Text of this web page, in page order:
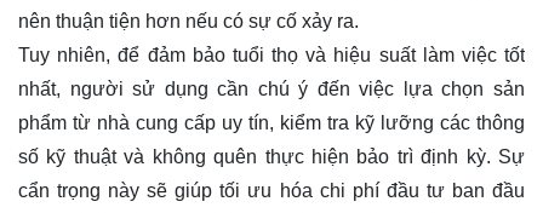
nên thuận tiện hơn nếu có sự cố xảy ra.
Tuy nhiên, để đảm bảo tuổi thọ và hiệu suất làm việc tốt
nhất, người sử dụng cần chú ý đến việc lựa chọn sản
phẩm từ nhà cung cấp uy tín, kiểm tra kỹ lưỡng các thông
số kỹ thuật và không quên thực hiện bảo trì định kỳ. Sự
cẩn trọng này sẽ giúp tối ưu hóa chi phí đầu tư ban đầu